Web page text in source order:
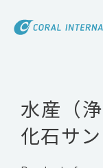
content
水産（
化石サ